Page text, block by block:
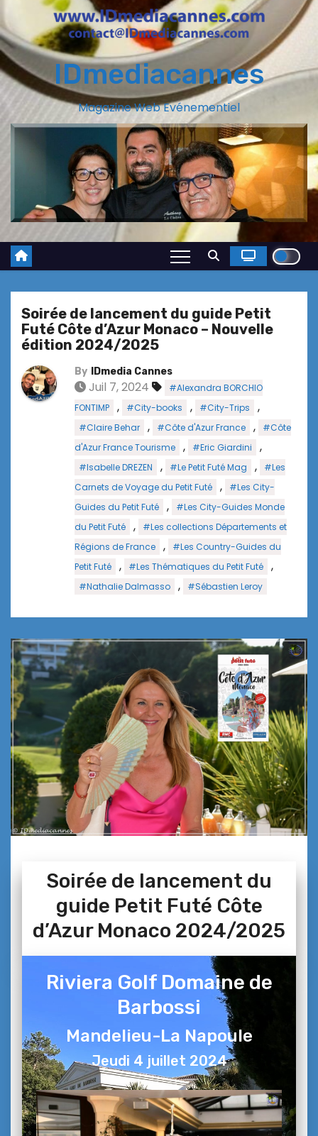
IDmediacannes
Magazine Web Evénementiel
Soirée de lancement du guide Petit
Futé Côte d’Azur Monaco – Nouvelle
édition 2024/2025
By IDmedia Cannes
Juil 7, 2024
#Alexandra BORCHIO
FONTIMP
, #City-books , #City-Trips ,
#Claire Behar , #Côte d'Azur France ,
#Côte
d'Azur France Tourisme
, #Eric Giardini ,
#Isabelle DREZEN , #Le Petit Futé Mag ,
#Les
Carnets de Voyage du Petit Futé
,
#Les City-
Guides du Petit Futé
,
#Les City-Guides Monde
du Petit Futé
,
#Les collections Départements et
Régions de France
,
#Les Country-Guides du
Petit Futé
, #Les Thématiques du Petit Futé ,
#Nathalie Dalmasso , #Sébastien Leroy
Soirée de lancement du
guide Petit Futé Côte
d’Azur Monaco 2024/2025
Riviera Golf Domaine de
Barbossi
Mandelieu-La Napoule
Jeudi 4 juillet 2024